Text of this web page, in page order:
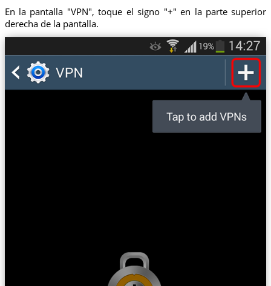
En la pantalla "VPN", toque el signo "+" en la parte superior
derecha de la pantalla.